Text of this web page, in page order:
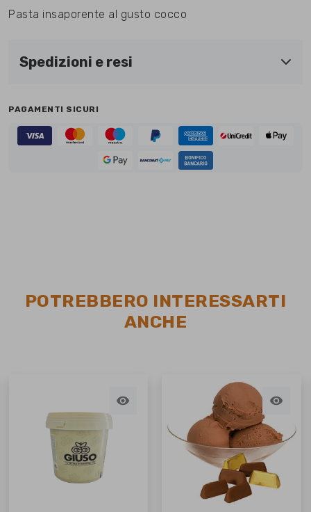
Pasta insaporente al gusto cocco
Spedizioni e resi
PAGAMENTI SICURI
POTREBBERO INTERESSARTI
ANCHE
 